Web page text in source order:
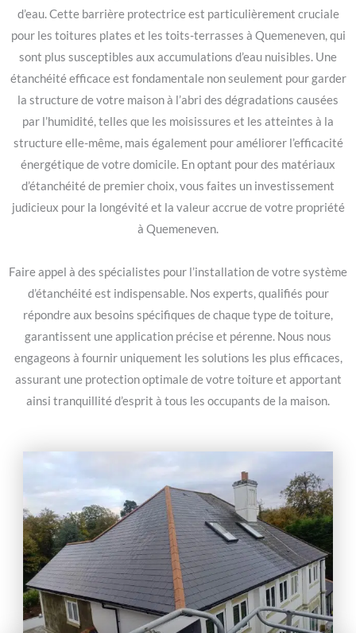
d’eau. Cette barrière protectrice est particulièrement cruciale
pour les toitures plates et les toits-terrasses à Quemeneven, qui
sont plus susceptibles aux accumulations d’eau nuisibles. Une
étanchéité efficace est fondamentale non seulement pour garder
la structure de votre maison à l’abri des dégradations causées
par l’humidité, telles que les moisissures et les atteintes à la
structure elle-même, mais également pour améliorer l’efficacité
énergétique de votre domicile. En optant pour des matériaux
d’étanchéité de premier choix, vous faites un investissement
judicieux pour la longévité et la valeur accrue de votre propriété
à Quemeneven.
Faire appel à des spécialistes pour l’installation de votre système
d’étanchéité est indispensable. Nos experts, qualifiés pour
répondre aux besoins spécifiques de chaque type de toiture,
garantissent une application précise et pérenne. Nous nous
engageons à fournir uniquement les solutions les plus efficaces,
assurant une protection optimale de votre toiture et apportant
ainsi tranquillité d’esprit à tous les occupants de la maison.